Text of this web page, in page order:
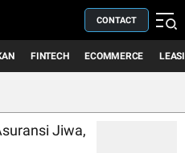
CONTACT
FINTECH ECOMMERCE
Jiwa,